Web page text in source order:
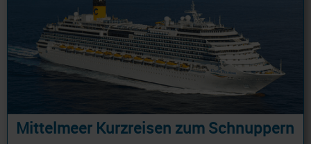
Mittelmeer Kurzreisen zum Schnuppern